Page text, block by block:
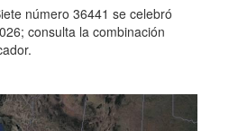
número 36441 se celebró
consulta la combinación